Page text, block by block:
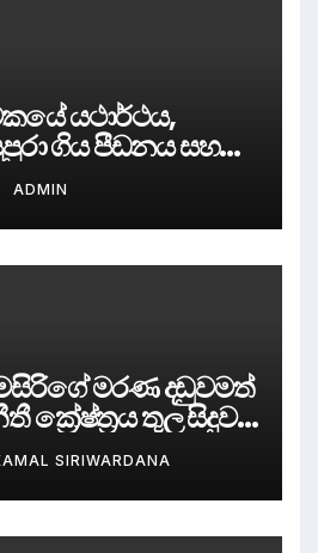
යථාර්ථය,
ගිය පීඩනය සහ
ADMIN
මරණ දඩුවමත්
ක්‍රේෂ්ත්‍රය තුල සිදුව
? SIRIWARDANA